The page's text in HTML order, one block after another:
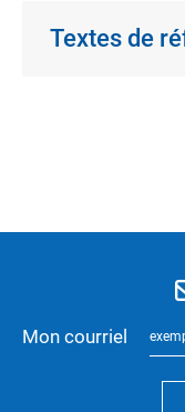
Textes de
Mon courriel